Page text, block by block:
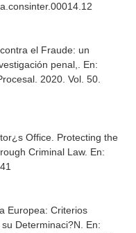
el Fraude: un
penal,. En:
. 2020. Vol. 50.
Office. Protecting the
Criminal Law. En:
Europea: Criterios
Determinaci?N. En: